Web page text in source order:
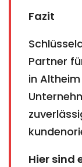
Fazit
Partner
in
Hier sind